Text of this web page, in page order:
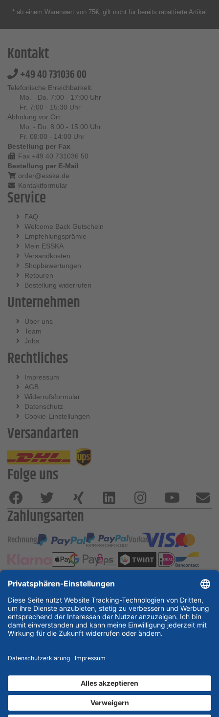
* ab einem Warenwert von 75€, gilt nicht für bereits rabattierte Artikel
Kontakt
+49 40 731036 00
Telefonische Erreichbarkeit:
Mo. - Do. 7:00 - 17:00 Uhr
Fr. 7:00 - 15:30 Uhr
Abholung vor Ort:
Mo. - Do. 8:00 - 15:00 Uhr
Fr. 08:00 - 14:00 Uhr
Bestellung per Fax
Fax +49 40 731036 50
Bestellung per E-Mail
order@esska.de
Kontaktformular
Service
FAQ
Welcome Back Gutschein
Empfehlungsprämie
Mein ESSKA
Versandkosten
Shopbewertungen
Retouren
Bestellung widerrufen
Unternehmen
Über uns
Team
Jobs
Rechtliches
Impressum
AGB
Widerrufsformular
Datenschutz
Cookie-Einstellungen
Versandarten
Folge uns
Zahlungsarten
Rechnung Vorkasse
ESSKA International
new
new new
Partner & Zertifikate